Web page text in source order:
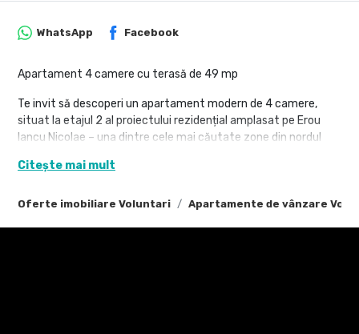
Oferte imobiliare Voluntari Apartamente de vânzare
WhatsApp Facebook
Apartament 4 camere cu terasă de 49 mp
Te invit să descoperi un apartament modern de 4 camere,
situat la etajul 2 al proiectului rezidențial amplasat pe Erou
Iancu Nicolae – una dintre cele mai căutate zone din nordul
Cu o terasă generoasă de 49 mp, această proprietate
confortabil și elegant.
Citește mai mult